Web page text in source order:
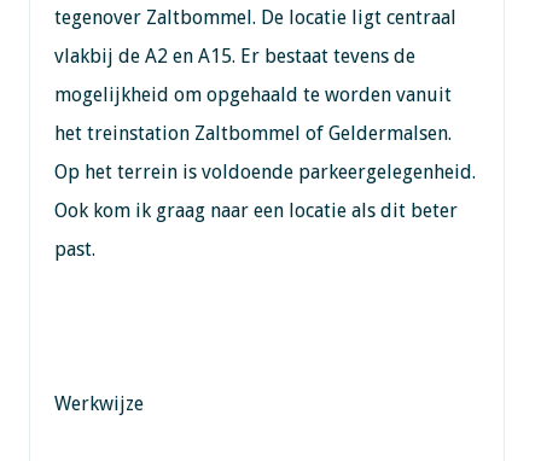
tegenover Zaltbommel. De locatie ligt centraal
vlakbij de A2 en A15. Er bestaat tevens de
mogelijkheid om opgehaald te worden vanuit
het treinstation Zaltbommel of Geldermalsen.
Op het terrein is voldoende parkeergelegenheid.
Ook kom ik graag naar een locatie als dit beter
past.
Werkwijze